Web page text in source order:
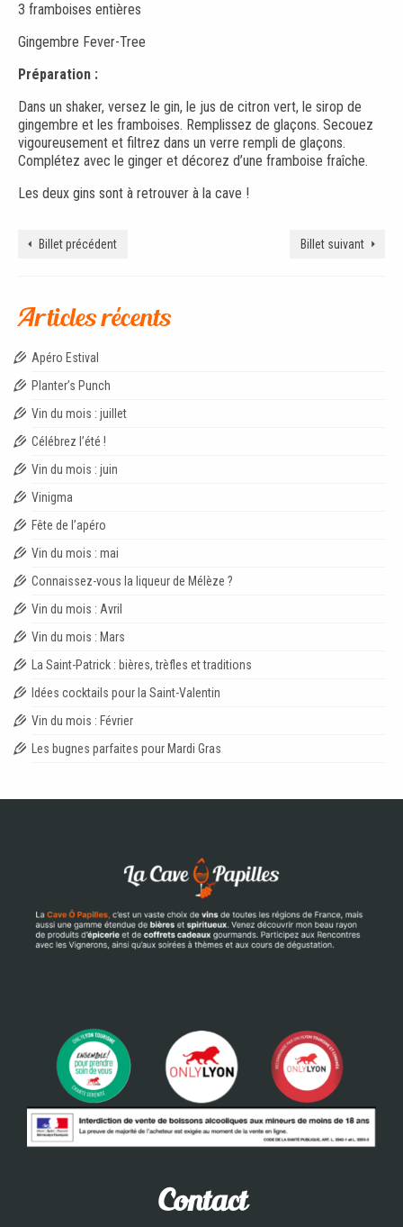
3 framboises entières
Gingembre Fever-Tree
Préparation :
Dans un shaker, versez le gin, le jus de citron vert, le sirop de
gingembre et les framboises. Remplissez de glaçons. Secouez
vigoureusement et filtrez dans un verre rempli de glaçons.
Complétez avec le ginger et décorez d’une framboise fraîche.
Les deux gins sont à retrouver à la cave !
Billet précédent Billet suivant
Articles récents
Apéro Estival
Planter’s Punch
Vin du mois : juillet
Célébrez l’été !
Vin du mois : juin
Vinigma
Fête de l’apéro
Vin du mois : mai
Connaissez-vous la liqueur de Mélèze ?
Vin du mois : Avril
Vin du mois : Mars
La Saint-Patrick : bières, trèfles et traditions
Idées cocktails pour la Saint-Valentin
Vin du mois : Février
Les bugnes parfaites pour Mardi Gras
Contact